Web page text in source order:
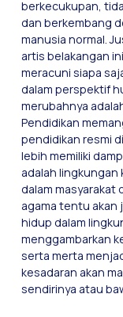
berkecukupan,
dan berkembang
manusia normal.
artis belakangan
meracuni siapa
dalam perspektif
merubahnya
Pendidikan
pendidikan resmi
lebih memiliki
adalah lingkungan
dalam masyarakat
agama tentu akan
hidup dalam
menggambarkan
serta merta
kesadaran akan
sendirinya atau